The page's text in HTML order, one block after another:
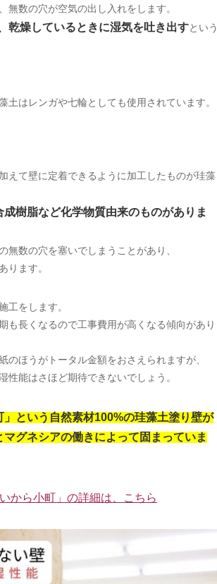
数の穴が空気の出し入れをします。
乾燥しているときに湿気を吐き出すという
はレンガや七輪としても使用されています。
えて壁に定着できるように加工したものが珪藻
樹脂など化学物質由来のものがありま
数の穴を塞いでしまうことがあり、
ります。
工をします。
も長くなるので工事費用が高くなる傾向があり
ほうがトータル金額をおさえられますが、
能はさほど期待できないでしょう。
という自然素材100%の珪藻土塗り壁が
グネシアの働きによって固まっていま
から小町」の詳細は、こちら